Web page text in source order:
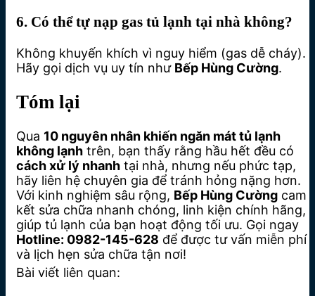
6. Có thể tự nạp gas tủ lạnh tại nhà không?
Không khuyến khích vì nguy hiểm (gas dễ cháy).
Hãy gọi dịch vụ uy tín như Bếp Hùng Cường.
Tóm lại
Qua 10 nguyên nhân khiến ngăn mát tủ lạnh
không lạnh trên, bạn thấy rằng hầu hết đều có
cách xử lý nhanh tại nhà, nhưng nếu phức tạp,
hãy liên hệ chuyên gia để tránh hỏng nặng hơn.
Với kinh nghiệm sâu rộng, Bếp Hùng Cường cam
kết sửa chữa nhanh chóng, linh kiện chính hãng,
giúp tủ lạnh của bạn hoạt động tối ưu. Gọi ngay
Hotline: 0982-145-628 để được tư vấn miễn phí
và lịch hẹn sửa chữa tận nơi!
Bài viết liên quan: